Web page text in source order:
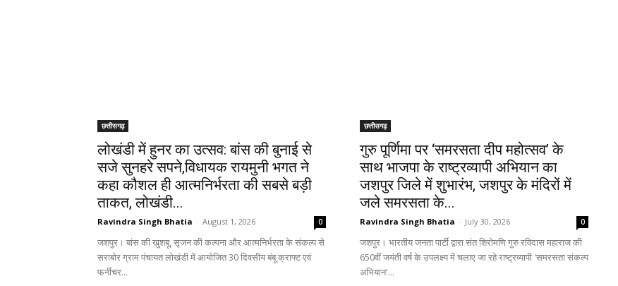
छत्तीसगढ़
लोखंडी में हुनर का उत्सव: बांस की बुनाई से
सजे सुनहरे सपने,विधायक रायमुनी भगत ने
कहा कौशल ही आत्मनिर्भरता की सबसे बड़ी
ताकत, लोखंडी...
Ravindra Singh Bhatia - August 1, 2026 0
जशपुर। बांस की खुशबू, सृजन की कल्पना और आत्मनिर्भरता के संकल्प से
सराबोर ग्राम पंचायत लोखंडी में आयोजित 30 दिवसीय बंबू क्राफ्ट एवं
फर्नीचर...
छत्तीसगढ़
गुरु पूर्णिमा पर ‘समरसता दीप महोत्सव’ के
साथ भाजपा के राष्ट्रव्यापी अभियान का
जशपुर जिले में शुभारंभ, जशपुर के मंदिरों में
जले समरसता के...
Ravindra Singh Bhatia - July 30, 2026 0
जशपुर। भारतीय जनता पार्टी द्वारा संत शिरोमणि गुरु रविदास महाराज की
650वीं जयंती वर्ष के उपलक्ष्य में चलाए जा रहे राष्ट्रव्यापी 'समरसता संकल्प
अभियान'...